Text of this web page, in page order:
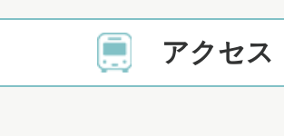
アクセス